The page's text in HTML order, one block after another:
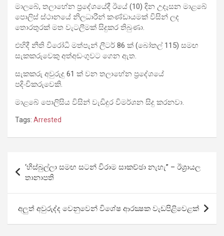
මාලබේ, තලාහේන ප්‍රදේශයේදී ඊයේ (10) දින උදෑසන මාළබේ
පොලිස් ස්ථානයේ නිලධාරීන් කණ්ඩායමක් විසින් ලද
තොරතුරක් මත වැටලීමක් සිදුකර තිබුණා.
එහිදී නීති විරෝධි මත්පැන් ලීටර් 86 ක් (බෝතල් 115) සමඟ
සැකකරුවෙකු අත්අඩංගුවට ගෙන ඇත.
සැකකරු අවුරුදු 61 ක් වන තලාහේන ප්‍රදේශයේ
පදිංචිකරුවෙකි.
මාළබේ පොලිසිය විසින් වැඩිදුර විමර්ශන සිදු කරනවා.
Tags: Arrested
Post
navigation
‘හිස්බුල්ලා සමඟ සටන් විරාම සාකච්ඡා නැහැ” – ඊශ්‍රායල
තානාපති
අලුත් අවුරුද්ද වෙනුවෙන් විශේෂ ආරක්‍ෂක වැඩපිළිවෙළක්